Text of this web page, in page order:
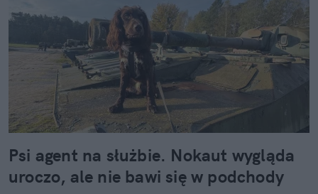
Psi agent na służbie. Nokaut wygląda
uroczo, ale nie bawi się w podchody